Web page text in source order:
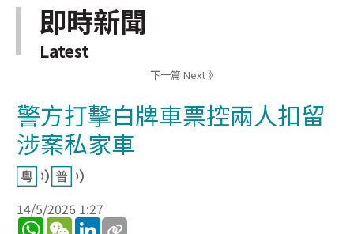
即時新聞
Latest
下一篇 Next 》
警方打擊白牌車票控兩人扣留
涉案私家車
14/5/2026 1:27
WhatsApp
WeChatLinkedIn